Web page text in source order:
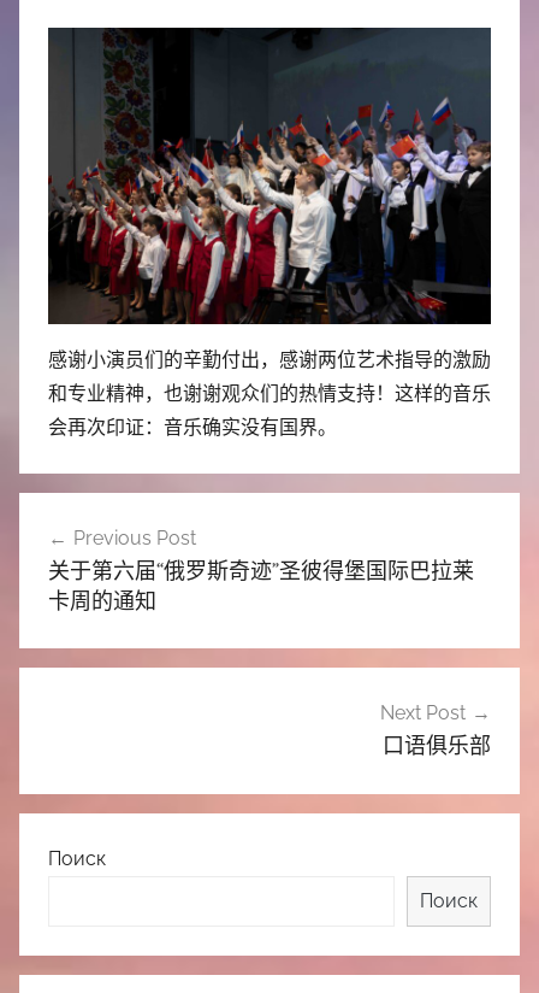
感谢小演员们的辛勤付出，感谢两位艺术指导的激励
和专业精神，也谢谢观众们的热情支持！这样的音乐
会再次印证：音乐确实没有国界。
航
Previous Post
关于第六届“俄罗斯奇迹”圣彼得堡国际巴拉莱
卡周的通知
Next Post
口语俱乐部
Поиск
Поиск